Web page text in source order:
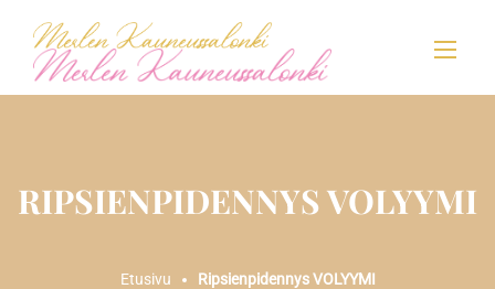
RIPSIENPIDENNYS VOLYYMI
Etusivu Ripsienpidennys VOLYYMI